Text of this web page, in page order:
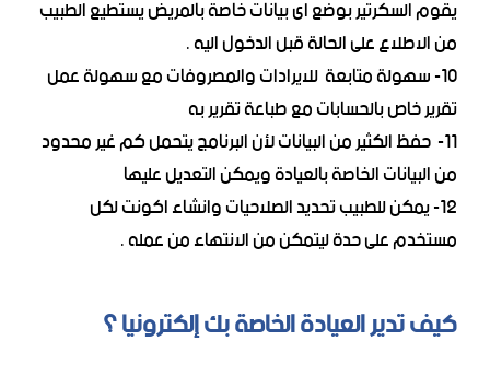
يقوم السكرتير بوضع اى بيانات خاصة بالمريض يستطيع الطبيب
من الاطلاع على الحالة قبل الدخول اليه .
10- سهولة متابعة للايرادات والمصروفات مع سهولة عمل
تقرير خاص بالحسابات مع طباعة تقرير به
11- حفظ الكثير من البيانات لأن البرنامج يتحمل كم غير محدود
من البيانات الخاصة بالعيادة ويمكن التعديل عليها
12- يمكن للطبيب تحديد الصلاحيات وانشاء اكونت لكل
مستخدم على حدة ليتمكن من الانتهاء من عمله .
كيف تدير العيادة الخاصة بك إلكترونيا ؟